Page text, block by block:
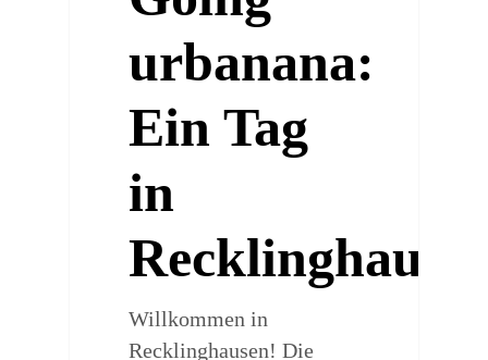
urbanana:
Ein Tag
in
Willkommen in
Recklinghausen! Die